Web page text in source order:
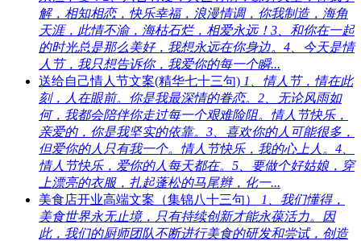
解，相知相恋，快乐幸福，浪漫情调，你我制造，海角
天涯，此情不渝，海枯石烂，相爱永远！3、和你在一起
的时光总是那么美好，我想永远在你身边。4、今天是情
人节，我只想告诉你，我爱你的每一个瞬...
送给自己情人节文案(精华七十三句) 1、情人节，情在此
刻，人在眼前。你是我最深情的眷恋。2、无论风雨如
何，我都会陪伴你走过每一个艰难险阻。情人节快乐，
亲爱的，你是我坚实的依靠。3、喜欢你的人可能很多，
但爱你的人只有我一个。情人节快乐，我的心上人。4、
情人节快乐，爱你的人每天都在。5、要做个好姑娘，穿
上漂亮的衣服，扎起蓬松的马尾辫，化一...
美食店开业高端文案（集锦八十三句）
1、我们懂得，
美食世界永无止境，只有持续创新才能永葆活力。因
此，我们的厨师团队不断进行美食的研发和尝试，创造